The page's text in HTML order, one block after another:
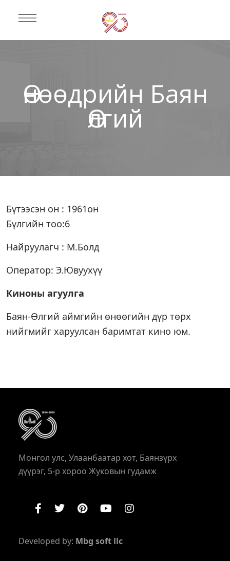
Өнөөдрийн Баян
Өлгий
Бүтээсэн он : 1961он
Бүлгийн тоо:6
Найруулагч : М.Болд
Оператор: Э.Ювуухүү
Киноны агуулга
Баян-Өлгий аймгийн өнөөгийн дүр төрх
нийгмийг харуулсан баримтат кино юм.
Монгол улс, Улаанбаатар хот, Баянзүрх
дүүрэг, 5-р хороо Жуковын гудамж
Developed by: Mbg soft llc